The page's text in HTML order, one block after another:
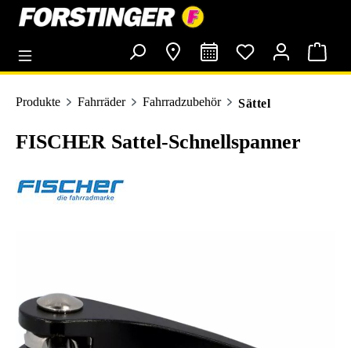
springen
Produkte Fahrräder Fahrradzubehör Sättel
FISCHER Sattel-Schnellspanner